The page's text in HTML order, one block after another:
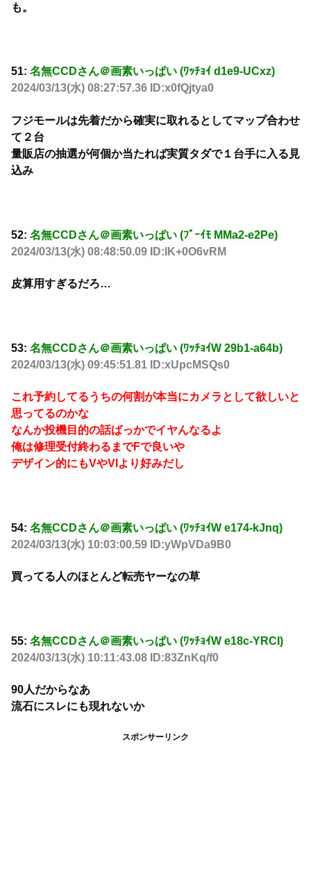
も。
51: 名無CCDさん＠画素いっぱい (ﾜｯﾁｮｲ d1e9-UCxz)
2024/03/13(水) 08:27:57.36 ID:x0fQjtya0
フジモールは先着だから確実に取れるとしてマップ合わせ
て２台
量販店の抽選が何個か当たれば実質タダで１台手に入る見
込み
52: 名無CCDさん＠画素いっぱい (ﾌﾞｰｲﾓ MMa2-e2Pe)
2024/03/13(水) 08:48:50.09 ID:lK+0O6vRM
皮算用すぎるだろ…
53: 名無CCDさん＠画素いっぱい (ﾜｯﾁｮｲW 29b1-a64b)
2024/03/13(水) 09:45:51.81 ID:xUpcMSQs0
これ予約してるうちの何割が本当にカメラとして欲しいと
思ってるのかな
なんか投機目的の話ばっかでイヤんなるよ
俺は修理受付終わるまでFで良いや
デザイン的にもVやVIより好みだし
54: 名無CCDさん＠画素いっぱい (ﾜｯﾁｮｲW e174-kJnq)
2024/03/13(水) 10:03:00.59 ID:yWpVDa9B0
買ってる人のほとんど転売ヤーなの草
55: 名無CCDさん＠画素いっぱい (ﾜｯﾁｮｲW e18c-YRCI)
2024/03/13(水) 10:11:43.08 ID:83ZnKq/f0
90人だからなあ
流石にスレにも現れないか
スポンサーリンク